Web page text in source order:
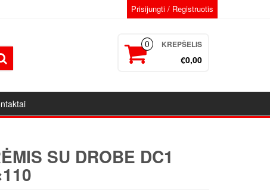
Prisijungti / Registruotis
0 KREPŠELIS
€0,00
SU DROBE DC1